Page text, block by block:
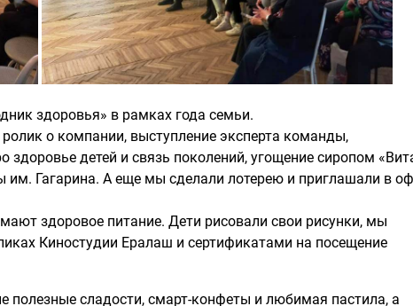
здоровья» в рамках года семьи.
о компании, выступление эксперта команды,
здоровье детей и связь поколений, угощение сиропом
Гагарина. А еще мы сделали лотерею и приглашали в
здоровое питание. Дети рисовали свои рисунки, мы
Киностудии Ералаш и сертификатами на посещение
сладости, смарт-конфеты и любимая пастила, а